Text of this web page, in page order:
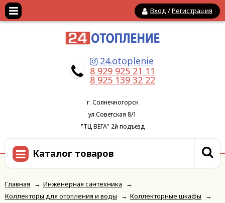
Вход /Регистрация
24.otoplenie
8 929 925 21 11
8 925 139 32 22
г. Солнечногорск
ул.Советская 8/1
"ТЦ ВЕГА" 2й подъезд
Каталог товаров
Главная → Инженерная сантехника
→
Коллекторы для отопления и воды
→ Коллекторные шкафы
→